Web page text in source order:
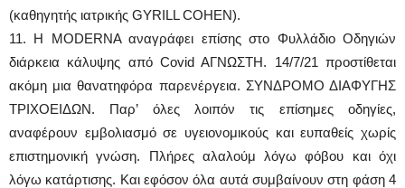
(καθηγητής ιατρικής GYRILL COHEN).
11. Η ΜODERNA αναγράφει επίσης στο Φυλλάδιο Οδηγιών
διάρκεια κάλυψης από Covid AΓΝΩΣΤΗ. 14/7/21 προστίθεται
ακόμη μια θανατηφόρα παρενέργεια. ΣΥΝΔΡΟΜΟ ΔΙΑΦΥΓΗΣ
ΤΡΙΧΟΕΙΔΩΝ. Παρ’ όλες λοιπόν τις επίσημες οδηγίες,
αναφέρουν εμβολιασμό σε υγειονομικούς και ευπαθείς χωρίς
επιστημονική γνώση. Πλήρες αλαλούμ λόγω φόβου και όχι
λόγω κατάρτισης. Και εφόσον όλα αυτά συμβαίνουν στη φάση 4